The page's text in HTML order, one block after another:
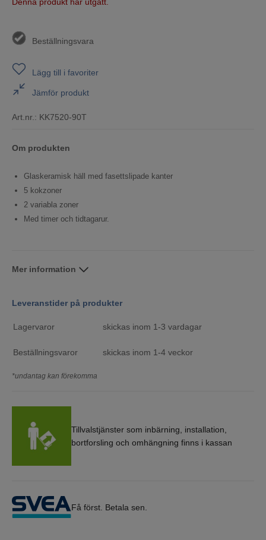
Beställningsvara
Lägg till i favoriter
Jämför produkt
Art.nr.: KK7520-90T
Om produkten
Glaskeramisk häll med fasettslipade kanter
5 kokzoner
2 variabla zoner
Med timer och tidtagarur.
Mer information
Leveranstider på produkter
Lagervaror skickas inom 1-3 vardagar
Beställningsvaror skickas inom 1-4 veckor
*undantag kan förekomma
Tillvalstjänster som inbärning, installation,
bortforsling och omhängning finns i kassan
Få först. Betala sen.